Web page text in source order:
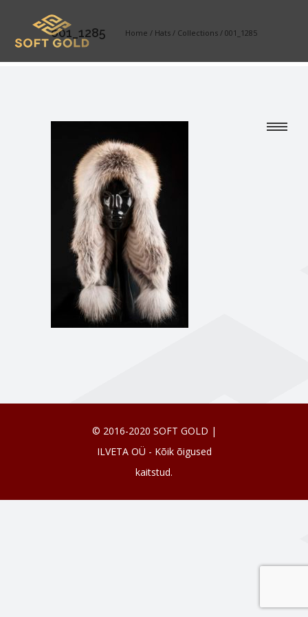
001_1285 Home / Hats / Collections / 001_1285
© 2016-2020 SOFT GOLD |
ILVETA OÜ - Kõik õigused
kaitstud.